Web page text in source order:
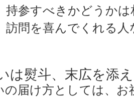
持参すべきかどうか
訪問を喜んでくれる
は熨斗、末広を添
届け方としては、お